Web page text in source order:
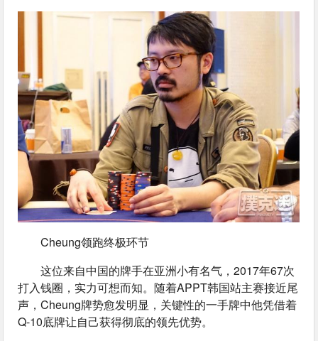
Cheung领跑终极环节
这位来自中国的牌手在亚洲小有名气，2017年67次
打入钱圈，实力可想而知。随着APPT韩国站主赛接近尾
声，Cheung牌势愈发明显，关键性的一手牌中他凭借着
Q-10底牌让自己获得彻底的领先优势。